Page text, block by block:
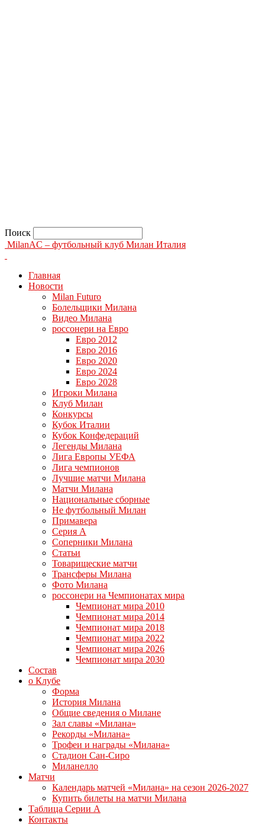
Поиск
MilanAC – футбольный клуб Милан Италия
Главная
Новости
Milan Futuro
Болельщики Милана
Видео Милана
россонери на Евро
Евро 2012
Евро 2016
Евро 2020
Евро 2024
Евро 2028
Игроки Милана
Клуб Милан
Конкурсы
Кубок Италии
Кубок Конфедераций
Легенды Милана
Лига Европы УЕФА
Лига чемпионов
Лучшие матчи Милана
Матчи Милана
Национальные сборные
Не футбольный Милан
Примавера
Серия А
Соперники Милана
Статьи
Товарищеские матчи
Трансферы Милана
Фото Милана
россонери на Чемпионатах мира
Чемпионат мира 2010
Чемпионат мира 2014
Чемпионат мира 2018
Чемпионат мира 2022
Чемпионат мира 2026
Чемпионат мира 2030
Состав
о Клубе
Форма
История Милана
Общие сведения о Милане
Зал славы «Милана»
Рекорды «Милана»
Трофеи и награды «Милана»
Стадион Сан-Сиро
Миланелло
Матчи
Календарь матчей «Милана» на сезон 2026-2027
Купить билеты на матчи Милана
Таблица Серии А
Контакты